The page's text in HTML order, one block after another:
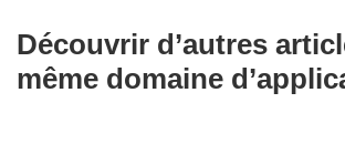
Découvrir d’autres
même domaine